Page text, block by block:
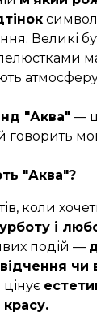
Великі
"Аква" —
"Аква"?
коли
і
подій —
чи
цінує